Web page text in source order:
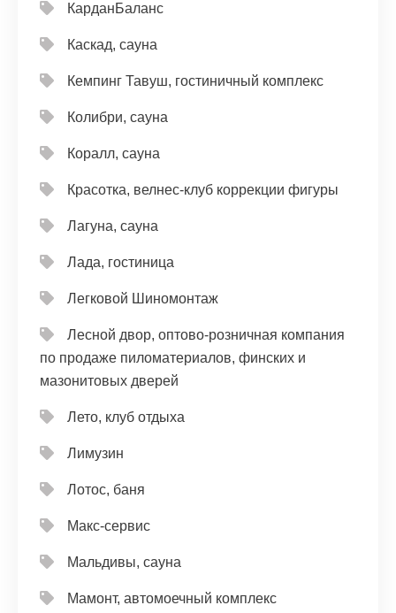
КарданБаланс
Каскад, сауна
Кемпинг Тавуш, гостиничный комплекс
Колибри, сауна
Коралл, сауна
Красотка, велнес-клуб коррекции фигуры
Лагуна, сауна
Лада, гостиница
Легковой Шиномонтаж
Лесной двор, оптово-розничная компания
по продаже пиломатериалов, финских и
мазонитовых дверей
Лето, клуб отдыха
Лимузин
Лотос, баня
Макс-сервис
Мальдивы, сауна
Мамонт, автомоечный комплекс